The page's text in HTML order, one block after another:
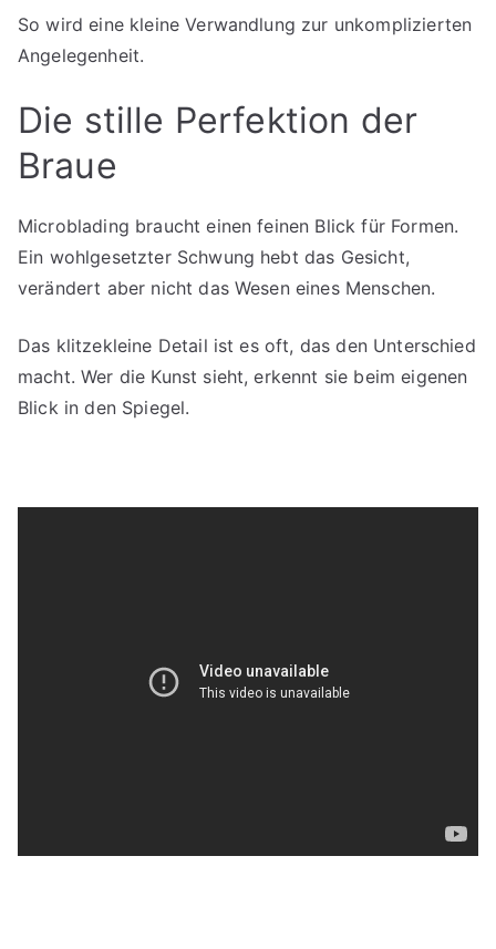
So wird eine kleine Verwandlung zur unkomplizierten
Angelegenheit.
Die stille Perfektion der
Braue
Microblading braucht einen feinen Blick für Formen.
Ein wohlgesetzter Schwung hebt das Gesicht,
verändert aber nicht das Wesen eines Menschen.
Das klitzekleine Detail ist es oft, das den Unterschied
macht. Wer die Kunst sieht, erkennt sie beim eigenen
Blick in den Spiegel.